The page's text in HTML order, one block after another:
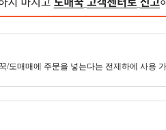
/도매매에 주문을 넣는다는 전제하에 사용